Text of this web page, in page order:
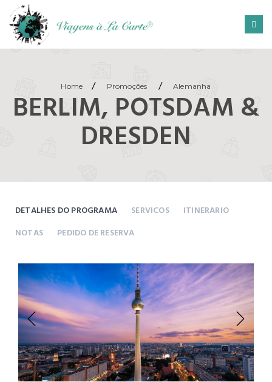
Home / Promoções / Alemanha
BERLIM, POTSDAM &
DRESDEN
DETALHES DO PROGRAMA SERVICOS
ITINERARIO
NOTAS
PEDIDO DE RESERVA
Previous Next